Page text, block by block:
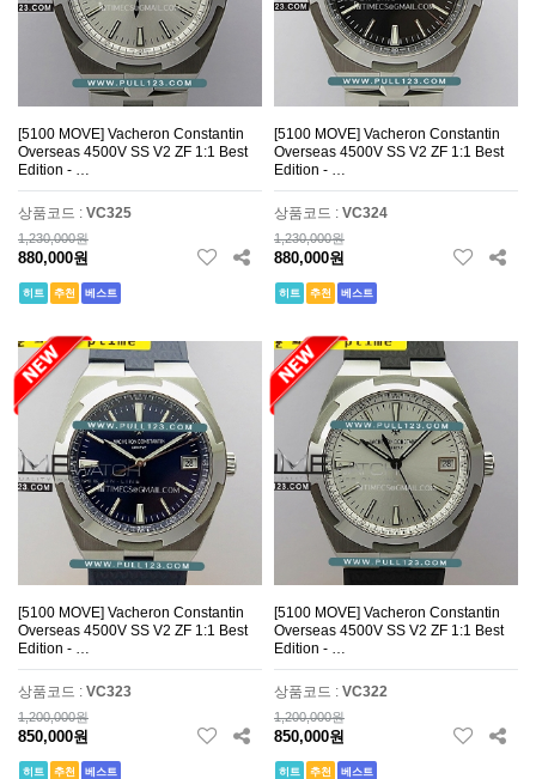
[5100 MOVE] Vacheron Constantin
Overseas 4500V SS V2 ZF 1:1 Best
Edition - …
상품코드 : VC325
1,230,000원
880,000원
히트 추천 베스트
[5100 MOVE] Vacheron Constantin
Overseas 4500V SS V2 ZF 1:1 Best
Edition - …
상품코드 : VC324
1,230,000원
880,000원
히트 추천 베스트
[5100 MOVE] Vacheron Constantin
Overseas 4500V SS V2 ZF 1:1 Best
Edition - …
상품코드 : VC323
1,200,000원
850,000원
히트 추천 베스트
[5100 MOVE] Vacheron Constantin
Overseas 4500V SS V2 ZF 1:1 Best
Edition - …
상품코드 : VC322
1,200,000원
850,000원
히트 추천 베스트